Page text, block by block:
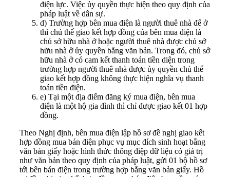
điện lực. Việc ủy quyền thực hiện theo quy định của
pháp luật về dân sự.
d) Trường hợp bên mua điện là người thuê nhà để ở
thì chủ thể giao kết hợp đồng của bên mua điện là
chủ sở hữu nhà ở hoặc người thuê nhà được chủ sở
hữu nhà ở ủy quyền bằng văn bản. Trong đó, chủ sở
hữu nhà ở có cam kết thanh toán tiền diện trong
trường hợp người thuê nhà được ủy quyền chủ thể
giao kết hợp đồng không thực hiện nghĩa vụ thanh
toán tiền điện.
e) Tại một địa điểm đăng ký mua điện, bên mua
điện là một hộ gia đình thì chỉ được giao kết 01 hợp
đồng.
Theo Nghị định, bên mua điện lập hồ sơ đề nghị giao kết
hợp đồng mua bán điện phục vụ mục đích sinh hoạt bằng
văn bản giấy hoặc hình thức thông điệp dữ liệu có giá trị
như văn bản theo quy định của pháp luật, gửi 01 bộ hồ sơ
tới bên bán điện trong trường hợp bằng văn bản giấy. Hồ